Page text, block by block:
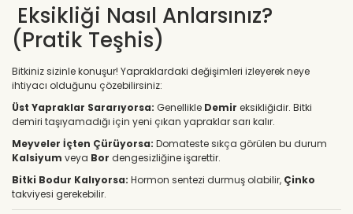
Eksikliği Nasıl Anlarsınız?
(Pratik Teşhis)
Bitkiniz sizinle konuşur! Yapraklardaki değişimleri izleyerek neye
ihtiyacı olduğunu çözebilirsiniz:
Üst Yapraklar Sararıyorsa: Genellikle Demir eksikliğidir. Bitki
demiri taşıyamadığı için yeni çıkan yapraklar sarı kalır.
Meyveler İçten Çürüyorsa: Domateste sıkça görülen bu durum
Kalsiyum veya Bor dengesizliğine işarettir.
Bitki Bodur Kalıyorsa: Hormon sentezi durmuş olabilir, Çinko
takviyesi gerekebilir.